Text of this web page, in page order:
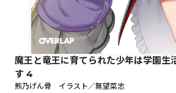
コミックガルド
コミッククリエ
魔王と竜王に育てられた少年は学園生
す 4
熊乃げん骨 イラスト／無望菜志